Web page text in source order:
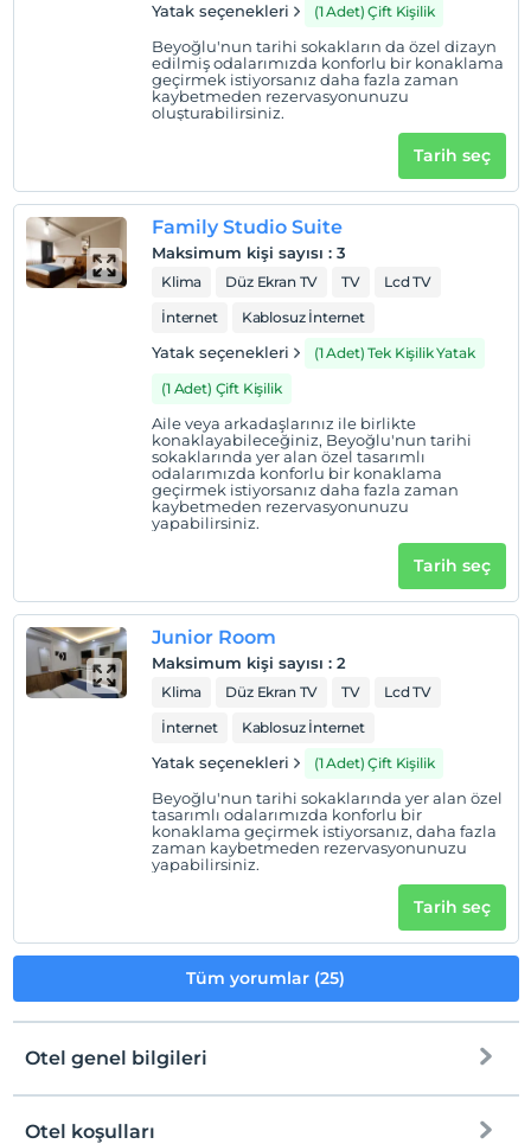
En geç saat 12:00 ve öncesi
Evcil hayvan kabul edilmemektedir.
Çocuklar
2 yaşına kadar olan bebekler ücretsizdir.
Her bir oda için 4 yaşına kadar 1 çocuk ücretsizdir
Yatak seçenekleri (1 Adet) Çift Kişilik
Beyoğlu'nun tarihi sokakların da özel dizayn
edilmiş odalarımızda konforlu bir konaklama
geçirmek istiyorsanız daha fazla zaman
kaybetmeden rezervasyonunuzu
oluşturabilirsiniz.
Tarih seç
Family Studio Suite
Maksimum kişi sayısı : 3
Klima Düz Ekran TV TV
Lcd TV
İnternet
Kablosuz İnternet
Yatak seçenekleri
(1 Adet) Tek Kişilik Yatak
(1 Adet) Çift Kişilik
Aile veya arkadaşlarınız ile birlikte
konaklayabileceğiniz, Beyoğlu'nun tarihi
sokaklarında yer alan özel tasarımlı
odalarımızda konforlu bir konaklama
geçirmek istiyorsanız daha fazla zaman
kaybetmeden rezervasyonunuzu
yapabilirsiniz.
Tarih seç
Junior Room
Maksimum kişi sayısı : 2
Klima Düz Ekran TV TV
Lcd TV
İnternet
Kablosuz İnternet
Yatak seçenekleri (1 Adet) Çift Kişilik
Beyoğlu'nun tarihi sokaklarında yer alan özel
tasarımlı odalarımızda konforlu bir
konaklama geçirmek istiyorsanız, daha fazla
zaman kaybetmeden rezervasyonunuzu
yapabilirsiniz.
Tarih seç
Tüm yorumlar (25)
Otel genel bilgileri
Otel koşulları